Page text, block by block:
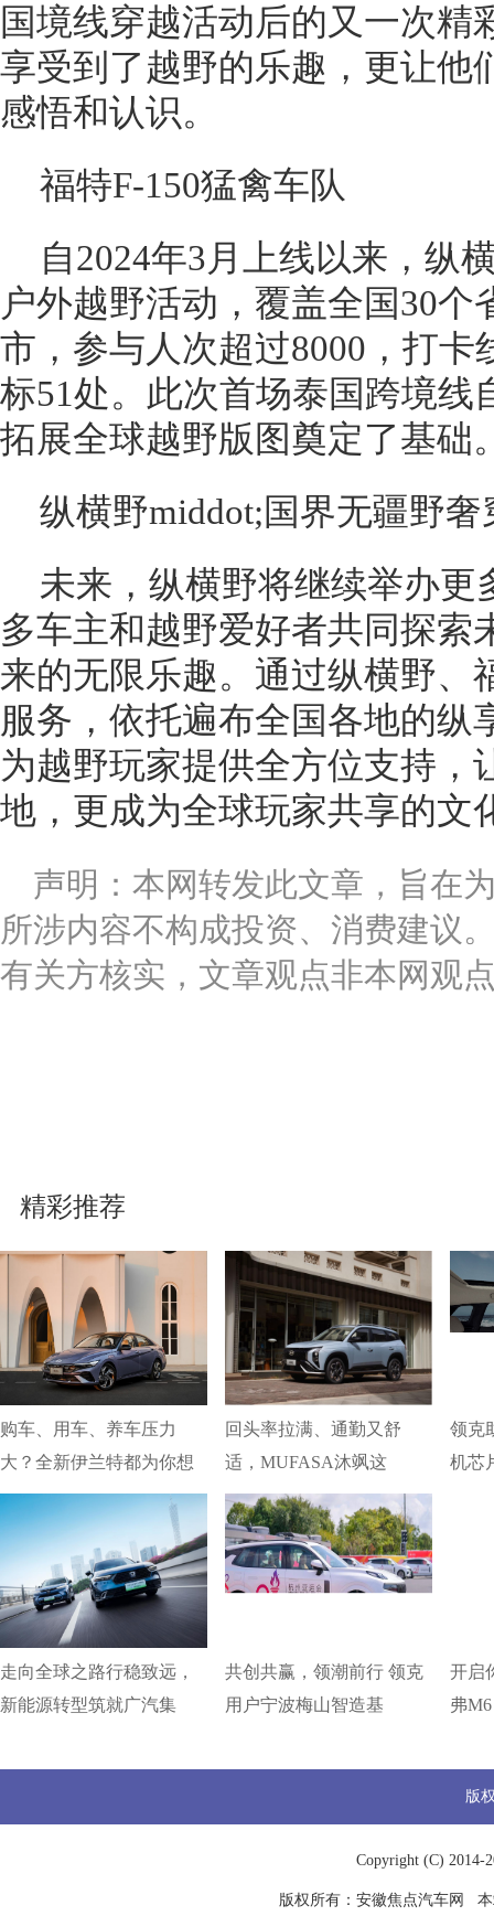
国境线穿越活动后的又一次精
享受到了越野的乐趣，更让他
感悟和认识。
福特F-150猛禽车队
自2024年3月上线以来，纵
户外越野活动，覆盖全国30个
市，参与人次超过8000，打卡
标51处。此次首场泰国跨境线
拓展全球越野版图奠定了基础
纵横野middot;国界无疆野奢
未来，纵横野将继续举办更
多车主和越野爱好者共同探索
来的无限乐趣。通过纵横野、
服务，依托遍布全国各地的纵
为越野玩家提供全方位支持，
地，更成为全球玩家共享的文
声明：本网转发此文章，旨在
所涉内容不构成投资、消费建议
有关方核实，文章观点非本网观
精彩推荐
购车、用车、养车压力
大？全新伊兰特都为你想
回头率拉满、通勤又舒
适，MUFASA沐飒这
领克
机芯
走向全球之路行稳致远，
新能源转型筑就广汽集
共创共赢，领潮前行 领克
用户宁波梅山智造基
开启
弗M6
版
Copyright (C) 2014-
版权所有： 安徽焦点汽车网 本